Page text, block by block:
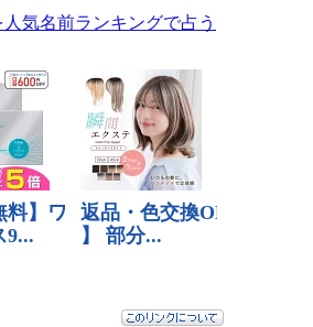
気名前ランキングで占う